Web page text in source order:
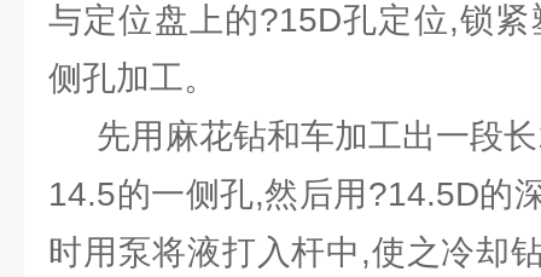
与定位盘上的?15D孔定位,锁
侧孔加工。
先用麻花钻和车加工出一段
14.5的一侧孔,然后用?14.5D的
时用泵将液打入杆中,使之冷却